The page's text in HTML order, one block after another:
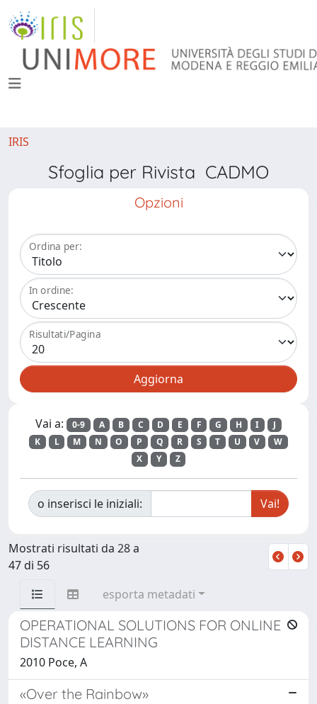
IRIS
Sfoglia per Rivista CADMO
Opzioni
Ordina per:
In ordine:
Risultati/Pagina
Vai a: 0-9 A B C D E F G H I
J
K
L M N O P Q R S T U V
W
X
Y Z
o inserisci le iniziali:
Mostrati risultati da 28 a
47 di 56
esporta metadati
OPERATIONAL SOLUTIONS FOR ONLINE
DISTANCE LEARNING
2010 Poce, A
«Over the Rainbow»